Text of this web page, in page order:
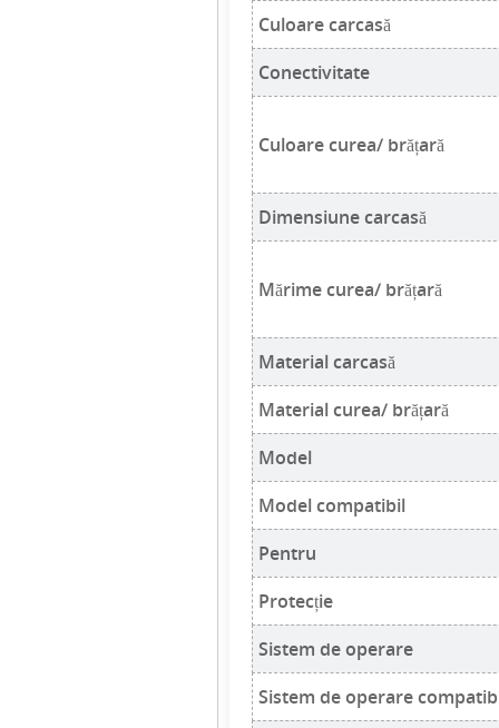
Culoare carcasă
Conectivitate
Culoare curea/ brățară
Dimensiune carcasă
Mărime curea/ brățară
Material carcasă
Material curea/ brățară
Model
Model compatibil
Pentru
Protecție
Sistem de operare
Sistem de operare